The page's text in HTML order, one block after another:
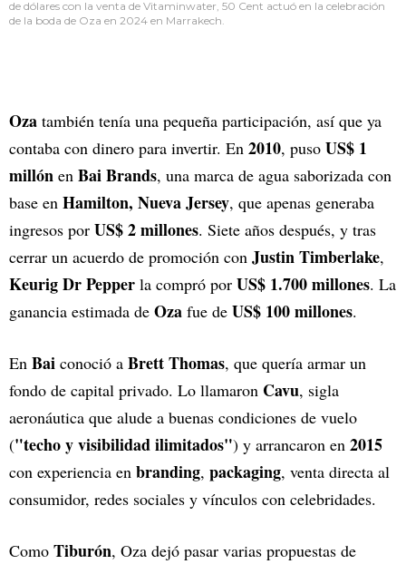
de dólares con la venta de Vitaminwater, 50 Cent actuó en la celebración
de la boda de Oza en 2024 en Marrakech.
Oza también tenía una pequeña participación, así que ya
contaba con dinero para invertir. En 2010, puso US$ 1
millón en Bai Brands, una marca de agua saborizada con
base en Hamilton, Nueva Jersey, que apenas generaba
ingresos por US$ 2 millones. Siete años después, y tras
cerrar un acuerdo de promoción con Justin Timberlake,
Keurig Dr Pepper la compró por US$ 1.700 millones. La
ganancia estimada de Oza fue de US$ 100 millones.
En Bai conoció a Brett Thomas, que quería armar un
fondo de capital privado. Lo llamaron Cavu, sigla
aeronáutica que alude a buenas condiciones de vuelo
("techo y visibilidad ilimitados") y arrancaron en 2015
con experiencia en branding, packaging, venta directa al
consumidor, redes sociales y vínculos con celebridades.
Como Tiburón, Oza dejó pasar varias propuestas de